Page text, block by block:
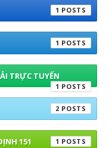
1
1
TRỰC TUYẾN
1
2
151 1